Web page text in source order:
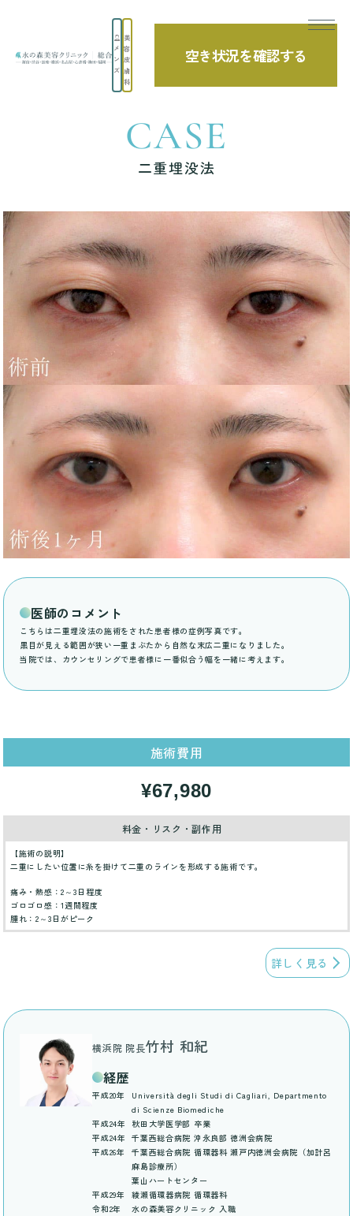
メ
ン
ズ
美
容
皮
膚
科
空き状況を確認する
TOP 症例写真 二重埋没法
CASE
二重埋没法
医師のコメント
こちらは二重埋没法の施術をされた患者様の症例写真です。
黒目が見える範囲が狭い一重まぶたから自然な末広二重になりました。
当院では、カウンセリングで患者様に一番似合う幅を一緒に考えます。
施術費用
¥67,980
料金・リスク・副作用
【施術の説明】
二重にしたい位置に糸を掛けて二重のラインを形成する施術です。
痛み・熱感：2～3日程度
ゴロゴロ感：1週間程度
腫れ：2～3日がピーク
詳しく見る
横浜院 院長竹村 和紀
経歴
平成20年
Università degli Studi di Cagliari, Departmento
di Scienze Biomediche
平成24年
秋田大学医学部 卒業
平成24年
千葉西総合病院 沖永良部 徳洲会病院
平成26年
千葉西総合病院 循環器科 瀬戸内徳洲会病院（加計呂
麻島診療所）
葉山ハートセンター
平成29年
綾瀬循環器病院 循環器科
令和2年
水の森美容クリニック 入職